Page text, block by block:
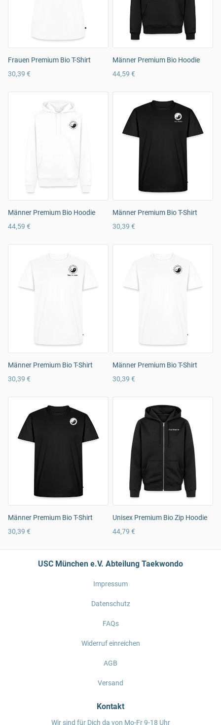
Frauen Premium Bio T-Shirt
30,39 €
Männer Premium Bio Hoodie
44,59 €
Männer Premium Bio Hoodie
44,59 €
Männer Premium Bio T-Shirt
30,39 €
Männer Premium Bio T-Shirt
30,39 €
Männer Premium Bio T-Shirt
30,39 €
Männer Premium Bio T-Shirt
30,39 €
Unisex Premium Bio Zip Hoodie
44,79 €
USC München e.V. Abteilung Taekwondo
Impressum
Datenschutz
FAQs
Widerruf einreichen
AGB
Versand
Kontakt
Wir sind für Dich da von Mo-Fr 9-18 Uhr